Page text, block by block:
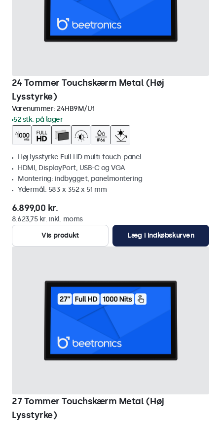
24 Tommer Touchskærm Metal (Høj
Lysstyrke)
Varenummer: 24HB9M/U1
52 stk. på lager
Høj lysstyrke Full HD multi-touch-panel
HDMI, DisplayPort, USB-C og VGA
Montering: indbygget, panelmontering
Ydermål: 583 x 352 x 51 mm
6.899,00 kr.
8.623,75 kr. inkl. moms
Vis produkt
Læg i indkøbskurven
27 Tommer Touchskærm Metal (Høj
Lysstyrke)